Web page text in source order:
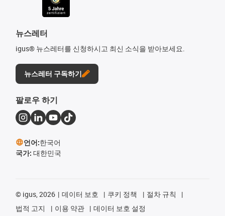
뉴스레터
igus® 뉴스레터를 신청하시고 최신 소식을 받아보세요.
뉴스레터 구독하기
팔로우 하기
언어:한국어
국가: 대한민국
© igus, 2026 데이터 보호 쿠키 정책
절차 규칙
법적 고지
이용 약관 데이터 보호 설정